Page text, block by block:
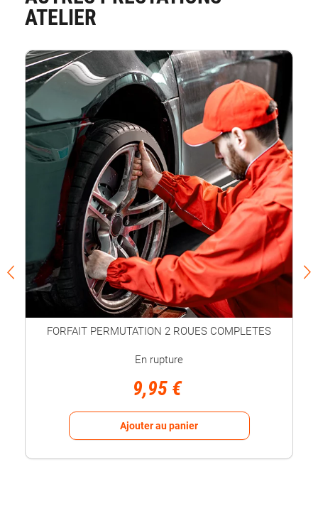
ATELIER
FORFAIT PERMUTATION 2 ROUES COMPLETES
En rupture
9,95 €
Ajouter au panier